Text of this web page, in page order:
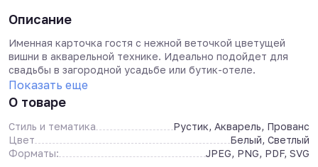
Описание
Именная карточка гостя с нежной веточкой цветущей
вишни в акварельной технике. Идеально подойдет для
свадьбы в загородной усадьбе или бутик-отеле.
Показать еще
О товаре
Стиль и тематика
Рустик, Акварель, Прованс
Цвет
Белый, Светлый
Форматы:
JPEG, PNG, PDF, SVG